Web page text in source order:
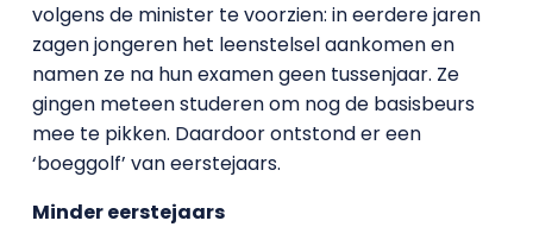
volgens de minister te voorzien: in eerdere jaren
zagen jongeren het leenstelsel aankomen en
namen ze na hun examen geen tussenjaar. Ze
gingen meteen studeren om nog de basisbeurs
mee te pikken. Daardoor ontstond er een
‘boeggolf’ van eerstejaars.
Minder eerstejaars